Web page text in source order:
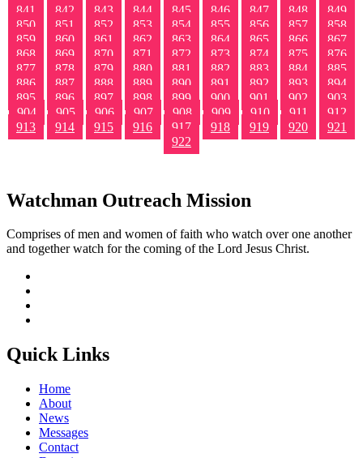
841
842 843 844 845 846 847 848
849
850
851 852 853 854 855 856 857
858
859
860 861 862 863 864 865 866
867
868
869 870 871 872 873 874 875
876
877
878 879 880 881 882 883 884
885
886
887 888 889 890 891 892 893
894
895
896 897 898 899 900 901 902
903
904
905 906 907 908 909 910 911
912
913
914 915 916 917 918 919 920
921
922
Watchman Outreach Mission
Comprises of men and women of faith who watch over one another
and together watch for the coming of the Lord Jesus Christ.
Quick Links
Home
About
News
Messages
Contact